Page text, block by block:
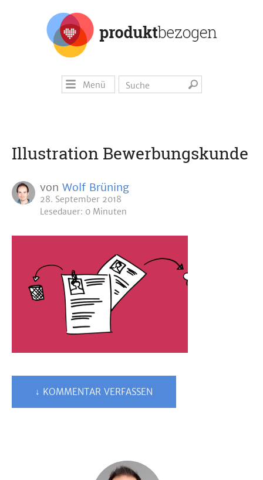
Menü
Illustration Bewerbungskunde
von Wolf Brüning
28. September 2018
Lesedauer: 0 Minuten
↓ KOMMENTAR VERFASSEN